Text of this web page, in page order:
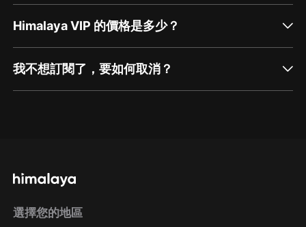
Himalaya VIP 的價格是多少？
我不想訂閱了，要如何取消？
選擇您的地區